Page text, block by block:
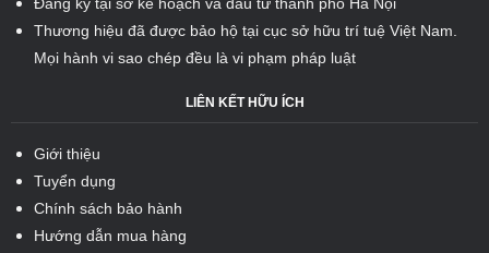
Thương hiệu đã được bảo hộ tại cục sở hữu trí tuệ Việt Nam.
Mọi hành vi sao chép đều là vi phạm pháp luật
LIÊN KẾT HỮU ÍCH
Giới thiệu
Tuyển dụng
Chính sách bảo hành
Hướng dẫn mua hàng